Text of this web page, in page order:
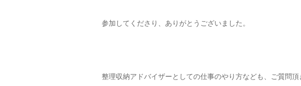
参加してくださり、ありがとうございました。
整理収納アドバイザーとしての仕事のやり方なども、ご質問頂